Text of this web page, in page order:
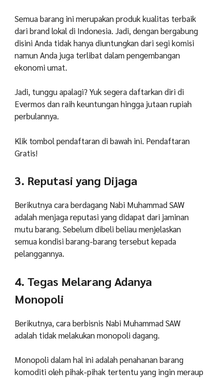
Semua barang ini merupakan produk kualitas terbaik
dari brand lokal di Indonesia. Jadi, dengan bergabung
disini Anda tidak hanya diuntungkan dari segi komisi
namun Anda juga terlibat dalam pengembangan
ekonomi umat.
Jadi, tunggu apalagi? Yuk segera daftarkan diri di
Evermos dan raih keuntungan hingga jutaan rupiah
perbulannya.
Klik tombol pendaftaran di bawah ini. Pendaftaran
Gratis!
3. Reputasi yang Dijaga
Berikutnya cara berdagang Nabi Muhammad SAW
adalah menjaga reputasi yang didapat dari jaminan
mutu barang. Sebelum dibeli beliau menjelaskan
semua kondisi barang-barang tersebut kepada
pelanggannya.
4. Tegas Melarang Adanya
Monopoli
Berikutnya, cara berbisnis Nabi Muhammad SAW
adalah tidak melakukan monopoli dagang.
Monopoli dalam hal ini adalah penahanan barang
komoditi oleh pihak-pihak tertentu yang ingin meraup